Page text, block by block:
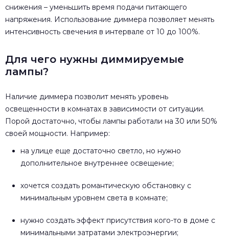
снижения – уменьшить время подачи питающего
напряжения. Использование диммера позволяет менять
интенсивность свечения в интервале от 10 до 100%.
Для чего нужны диммируемые
лампы?
Наличие диммера позволит менять уровень
освещенности в комнатах в зависимости от ситуации.
Порой достаточно, чтобы лампы работали на 30 или 50%
своей мощности. Например:
на улице еще достаточно светло, но нужно
дополнительное внутреннее освещение;
хочется создать романтическую обстановку с
минимальным уровнем света в комнате;
нужно создать эффект присутствия кого-то в доме с
минимальными затратами электроэнергии;